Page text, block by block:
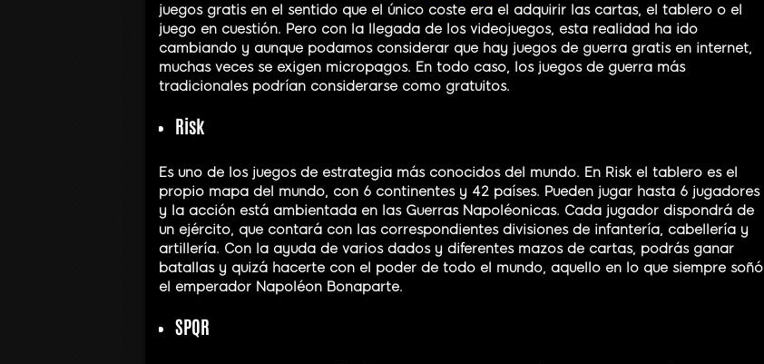
juegos gratis en el sentido que el único coste era el adquirir las cartas, el tablero o el
juego en cuestión. Pero con la llegada de los videojuegos, esta realidad ha ido
cambiando y aunque podamos considerar que hay juegos de guerra gratis en internet,
muchas veces se exigen micropagos. En todo caso, los juegos de guerra más
tradicionales podrían considerarse como gratuitos.
Risk
Es uno de los juegos de estrategia más conocidos del mundo. En Risk el tablero es el
propio mapa del mundo, con 6 continentes y 42 países. Pueden jugar hasta 6 jugadores
y la acción está ambientada en las Guerras Napoléonicas. Cada jugador dispondrá de
un ejército, que contará con las correspondientes divisiones de infantería, cabellería y
artillería. Con la ayuda de varios dados y diferentes mazos de cartas, podrás ganar
batallas y quizá hacerte con el poder de todo el mundo, aquello en lo que siempre soñó
el emperador Napoléon Bonaparte.
SPQR